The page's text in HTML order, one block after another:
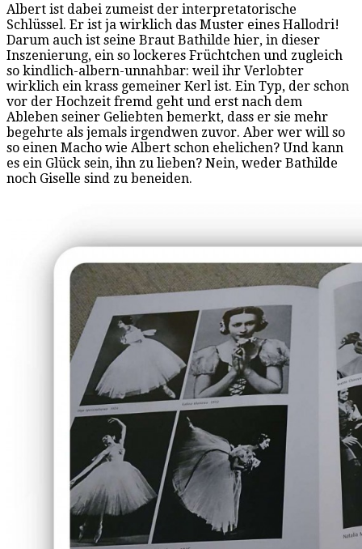
Albert ist dabei zumeist der interpretatorische
Schlüssel. Er ist ja wirklich das Muster eines Hallodri!
Darum auch ist seine Braut Bathilde hier, in dieser
Inszenierung, ein so lockeres Früchtchen und zugleich
so kindlich-albern-unnahbar: weil ihr Verlobter
wirklich ein krass gemeiner Kerl ist. Ein Typ, der schon
vor der Hochzeit fremd geht und erst nach dem
Ableben seiner Geliebten bemerkt, dass er sie mehr
begehrte als jemals irgendwen zuvor. Aber wer will so
so einen Macho wie Albert schon ehelichen? Und kann
es ein Glück sein, ihn zu lieben? Nein, weder Bathilde
noch Giselle sind zu beneiden.